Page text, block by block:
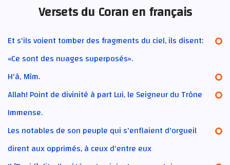
Versets du Coran en français
Et s'ils voient tomber des fragments du ciel, ils disent:
«Ce sont des nuages superposés».
H'â, Mîm.
Allah! Point de divinité à part Lui, le Seigneur du Trône
Immense.
Les notables de son peuple qui s'enflaient d'orgueil
dirent aux opprimés, à ceux d'entre eux